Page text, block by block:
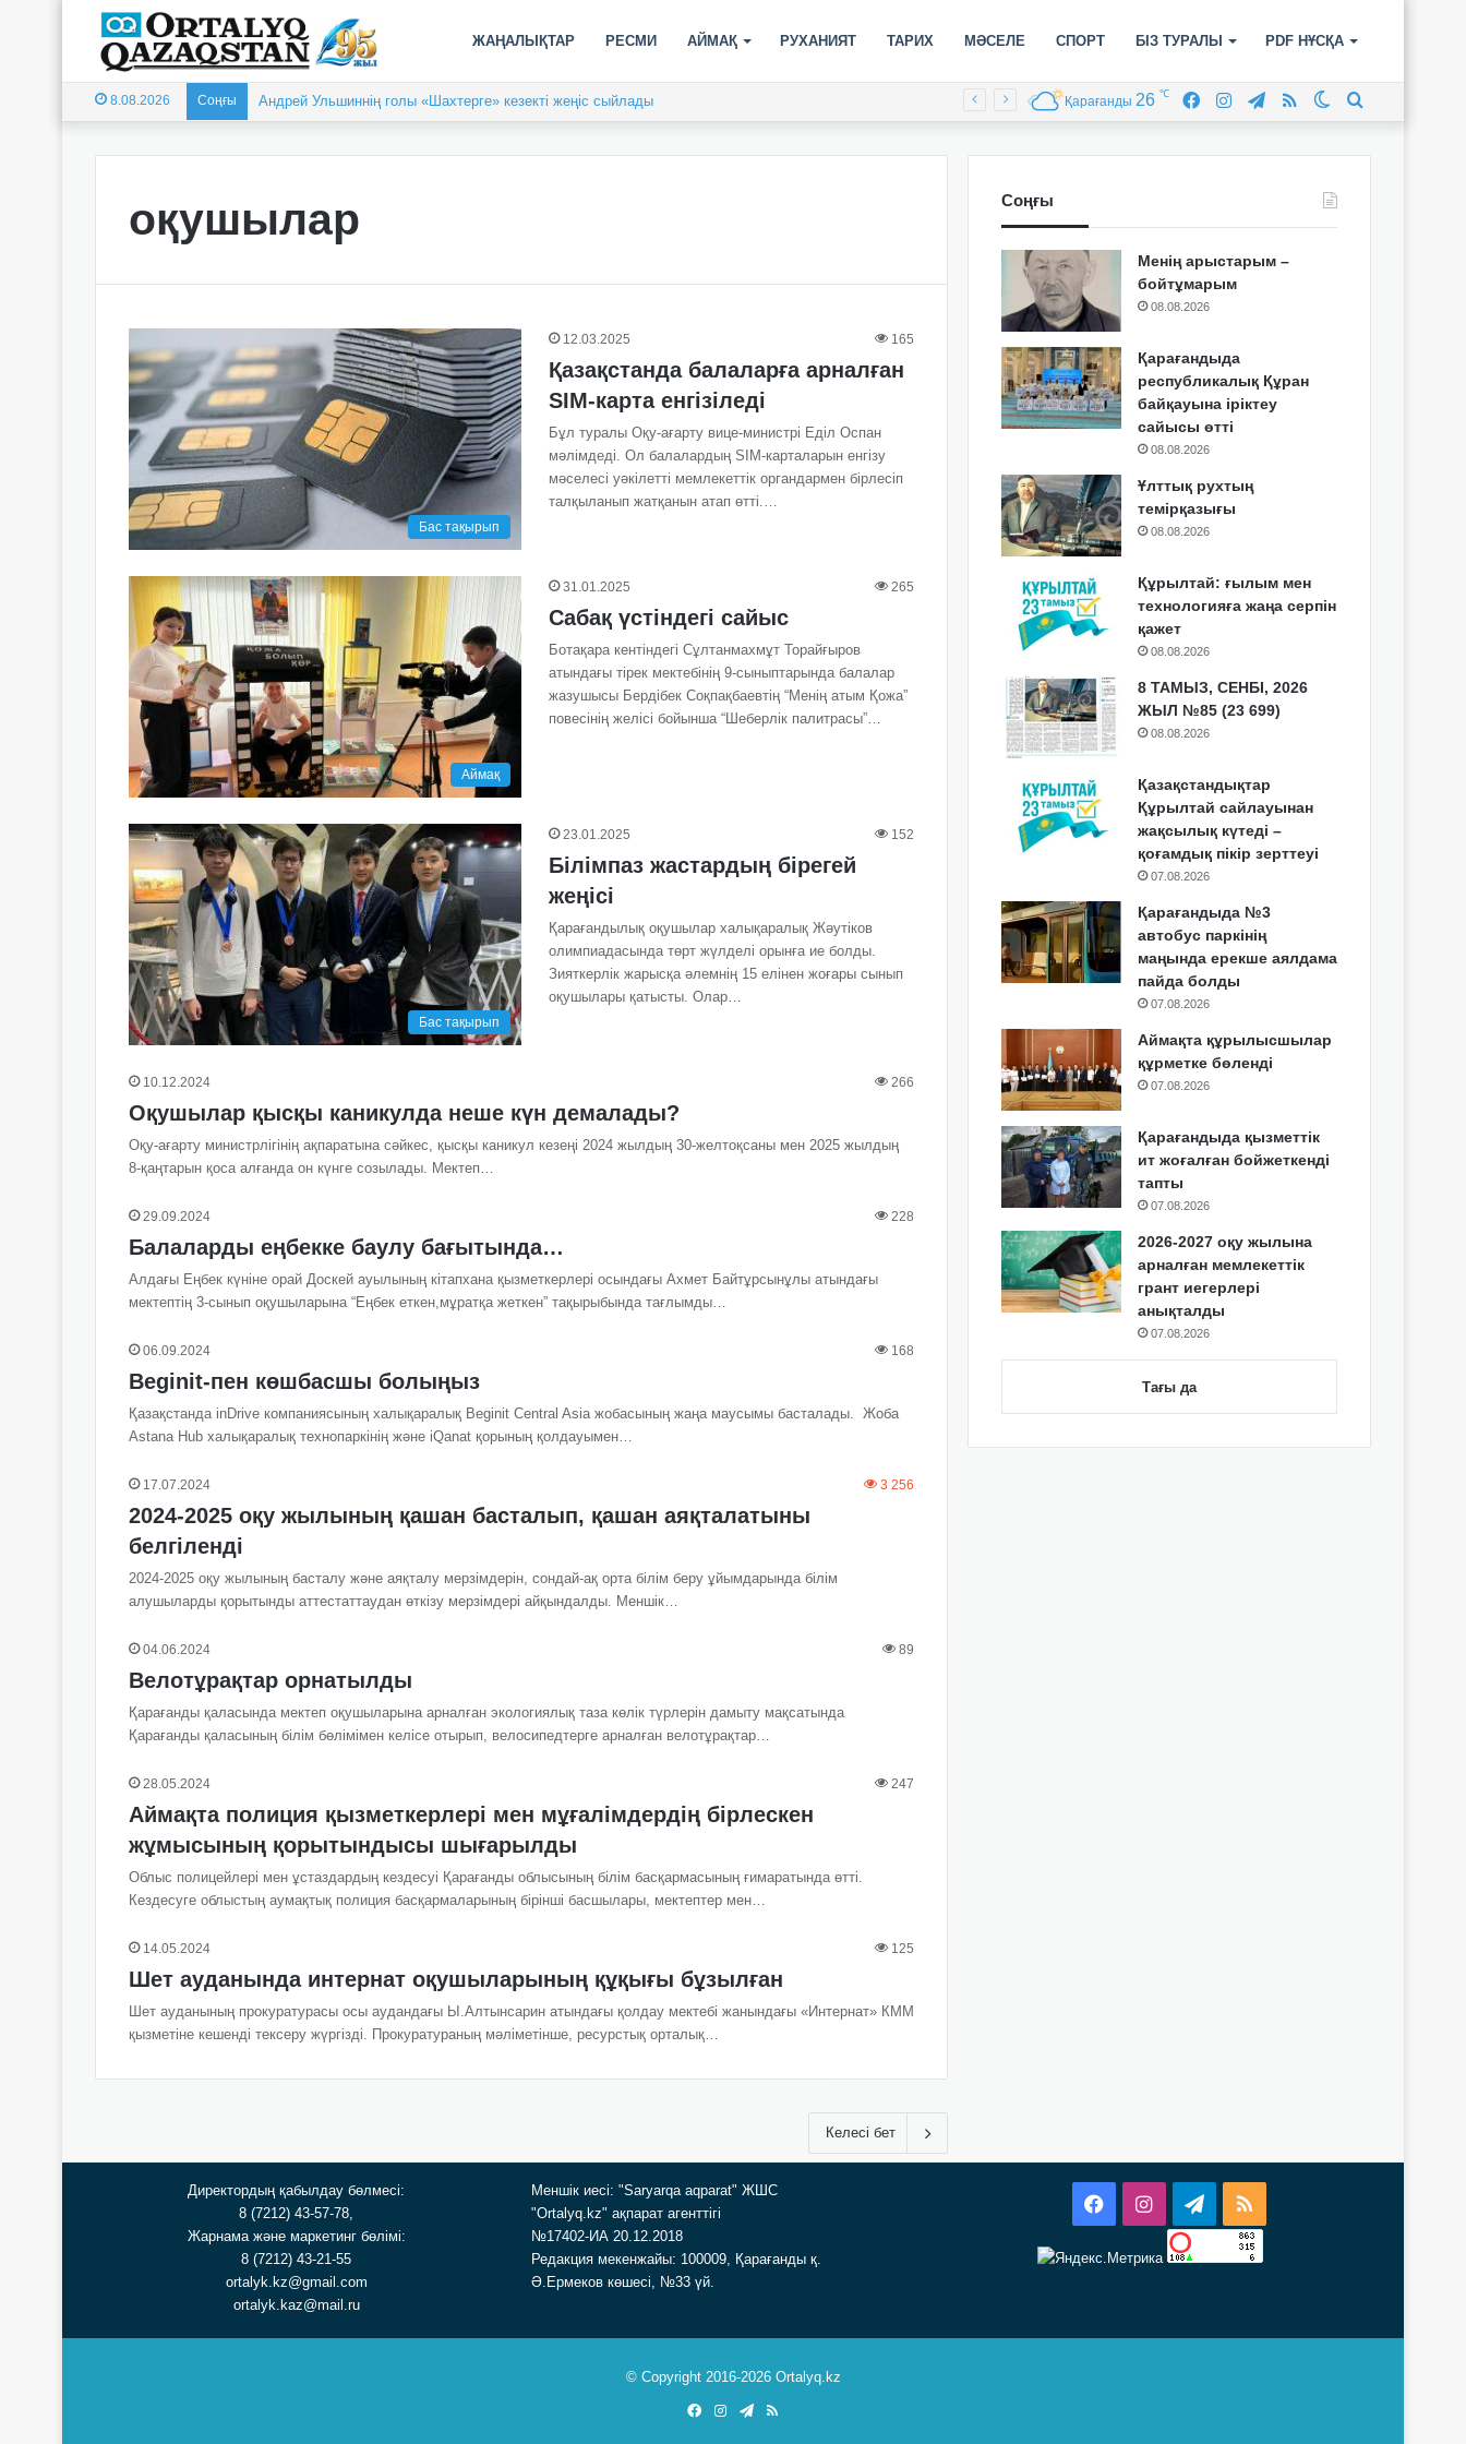
ЖАҢАЛЫҚТАР РЕСМИ АЙМАҚ РУХАНИЯТ ТАРИХ МӘСЕЛЕ СПОРТ БІЗ ТУРАЛЫ PDF НҰСҚА
8.08.2026 Соңғы Андрей Ульшиннің голы «Шахтерге» кезекті жеңіс сыйлады Switch
RSS
Telegram
Instagram
Facebook
Қарағанды 26 ℃
оқушылар
Бас тақырып
12.03.2025 165
Қазақстанда балаларға арналған
SIM-карта енгізіледі
Бұл туралы Оқу-ағарту вице-министрі Еділ Оспан
мәлімдеді. Ол балалардың SIM-карталарын енгізу
мәселесі уәкілетті мемлекеттік органдармен бірлесіп
талқыланып жатқанын атап өтті.…
Аймақ
31.01.2025 265
Сабақ үстіндегі сайыс
Ботақара кентіндегі Сұлтанмахмұт Торайғыров
атындағы тірек мектебінің 9-сыныптарында балалар
жазушысы Бердібек Соқпақбаевтің “Менің атым Қожа”
повесінің желісі бойынша “Шеберлік палитрасы”…
Бас тақырып
23.01.2025 152
Білімпаз жастардың бірегей
жеңісі
Қарағандылық оқу­­­­­шылар халықаралық Жәутіков
олимпиадасында төрт жүлделі орынға ие болды.
Зияткерлік жарысқа әлемнің 15 елінен жоғары сынып
оқушылары қатысты. Олар…
10.12.2024 266
Оқушылар қысқы каникулда неше күн демалады?
Оқу-ағарту министрлігінің ақпаратына сәйкес, қысқы каникул кезеңі 2024 жылдың 30-желтоқсаны мен 2025 жылдың
8-қаңтарын қоса алғанда он күнге созылады. Мектеп…
29.09.2024 228
Балаларды еңбекке баулу бағытында…
Алдағы Еңбек күніне орай Доскей ауылының кітапхана қызметкерлері осындағы Ахмет Байтұрсынұлы атындағы
мектептің 3-сынып оқушыларына “Еңбек еткен,мұратқа жеткен” тақырыбында тағлымды…
06.09.2024 168
Beginit-пен көшбасшы болыңыз
Қазақстанда inDrive компаниясының халықаралық Beginit Central Asia жобасының жаңа маусымы басталады. Жоба
Astana Hub халықаралық технопаркінің және iQanat қорының қолдауымен…
17.07.2024 3 256
2024-2025 оқу жылының қашан басталып, қашан аяқталатыны
белгіленді
2024-2025 оқу жылының басталу және аяқталу мерзімдерін, сондай-ақ орта білім беру ұйымдарында білім
алушыларды қорытынды аттестаттаудан өткізу мерзімдері айқындалды. Меншік…
04.06.2024 89
Велотұрақтар орнатылды
Қарағанды қаласында мектеп оқушыларына арналған экологиялық таза көлік түрлерін дамыту мақсатында
Қарағанды қаласының білім бөлімімен келісе отырып, велосипедтерге арналған велотұрақтар…
28.05.2024 247
Аймақта полиция қызметкерлері мен мұғалімдердің бірлескен
жұмысының қорытындысы шығарылды
Облыс полицейлері мен ұстаздардың кездесуі Қарағанды ​​облысының білім басқармасының ғимаратында өтті.
Кездесуге облыстың аумақтық полиция басқармаларының бірінші басшылары, мектептер мен…
14.05.2024 125
Шет ауданында интернат оқушыларының құқығы бұзылған
Шет ауданының прокуратурасы осы аудандағы Ы.Алтынсарин атындағы қолдау мектебі жанындағы «Интернат» КММ
қызметіне кешенді тексеру жүргізді. Прокуратураның мәліметінше, ресурстық орталық…
Келесі бет
Соңғы
Менің арыстарым –
бойтұмарым
08.08.2026
Қарағандыда
республикалық Құран
байқауына іріктеу
сайысы өтті
08.08.2026
Ұлттық рухтың
темірқазығы
08.08.2026
Құрылтай: ғылым мен
технологияға жаңа серпін
қажет
08.08.2026
8 ТАМЫЗ, СЕНБІ, 2026
ЖЫЛ №85 (23 699)
08.08.2026
Қазақстандықтар
Құрылтай сайлауынан
жақсылық күтеді –
қоғамдық пікір зерттеуі
07.08.2026
Қарағандыда №3
автобус паркінің
маңында ерекше аялдама
пайда болды
07.08.2026
Аймақта құрылысшылар
құрметке бөленді
07.08.2026
Қарағандыда қызметтік
ит жоғалған бойжеткенді
тапты
07.08.2026
2026-2027 оқу жылына
арналған мемлекеттік
грант иегерлері
анықталды
07.08.2026
Тағы да
Директордың қабылдау бөлмесі:
8 (7212) 43-57-78,
Жарнама және маркетинг бөлімі:
8 (7212) 43-21-55
ortalyk.kz@gmail.com
ortalyk.kaz@mail.ru
Меншік иесі: "Saryarqa aqparat" ЖШС
"Ortalyq.kz" ақпарат агенттігі
№17402-ИА 20.12.2018
Редакция мекенжайы: 100009, Қарағанды қ.
Ә.Ермеков көшесі, №33 үй.
FacebookInstagramTelegram
RSS
© Copyright 2016-2026 Ortalyq.kz
FacebookInstagram
Telegram